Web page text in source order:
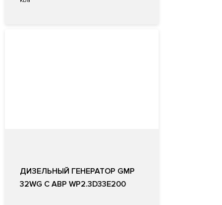
ДИЗЕЛЬНЫЙ ГЕНЕРАТОР GMP
32WG С АВР WP2.3D33E200